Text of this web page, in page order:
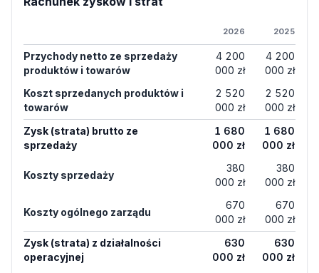
2026 2025
Przychody netto ze sprzedaży
produktów i towarów
4 200
000 zł
4 200
000 zł
Koszt sprzedanych produktów i
towarów
2 520
000 zł
2 520
000 zł
Zysk (strata) brutto ze
sprzedaży
1 680
000 zł
1 680
000 zł
Koszty sprzedaży
380
000 zł
380
000 zł
Koszty ogólnego zarządu
670
000 zł
670
000 zł
Zysk (strata) z działalności
operacyjnej
630
000 zł
630
000 zł